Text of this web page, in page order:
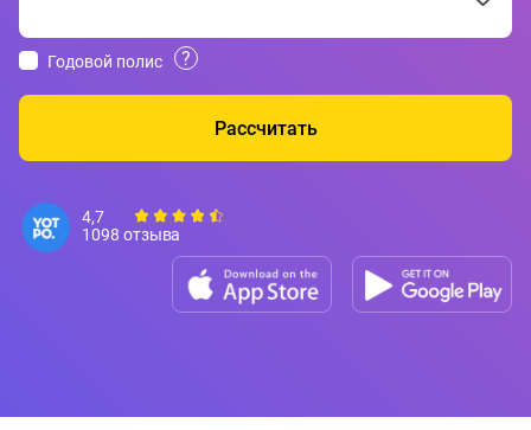
Годовой полис ?
Рассчитать
4,7
1098 отзыва